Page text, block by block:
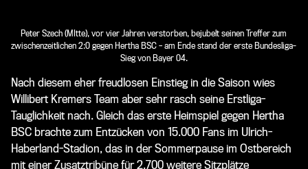
Peter Szech (MItte), vor vier Jahren verstorben, bejubelt seinen Treffer zum
zwischenzeitlichen 2:0 gegen Hertha BSC – am Ende stand der erste Bundesliga-
Sieg von Bayer 04.
Nach diesem eher freudlosen Einstieg in die Saison wies
Willibert Kremers Team aber sehr rasch seine Erstliga-
Tauglichkeit nach. Gleich das erste Heimspiel gegen Hertha
BSC brachte zum Entzücken von 15.000 Fans im Ulrich-
Haberland-Stadion, das in der Sommerpause im Ostbereich
mit einer Zusatztribüne für 2.700 weitere Sitzplätze